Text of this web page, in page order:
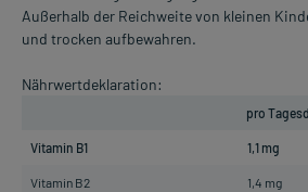
Außerhalb der Reichweite von kleinen
und trocken aufbewahren.
Nährwertdeklaration:
pro
Vitamin B1 1,1 mg
Vitamin B2 1,4 mg